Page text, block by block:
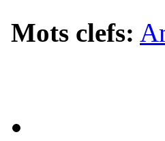
Mots clefs: